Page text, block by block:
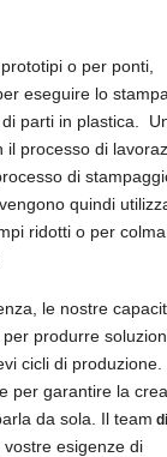
o per ponti,
eseguire lo
parti in plastica.
il processo di
di
quindi
ridotti o per
le nostre
produrre
cicli di produzione.
per garantire la
da sola. Il team di
esigenze di